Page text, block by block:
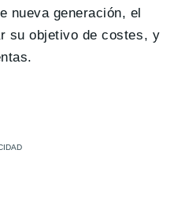
nueva generación, el
su objetivo de costes, y